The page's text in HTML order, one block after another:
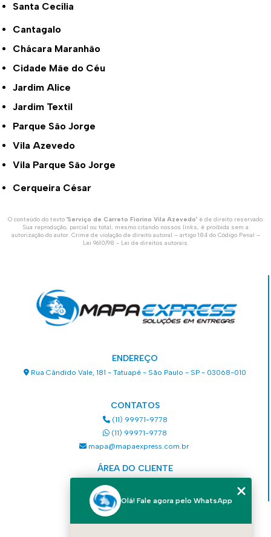
Santa Cecília
Cantagalo
Chácara Maranhão
Cidade Mãe do Céu
Jardim Alice
Jardim Textil
Parque São Jorge
Vila Azevedo
Vila Parque São Jorge
Cerqueira César
O conteúdo do texto "Serviço de Carreto Fiorino Vila Azevedo" é de direito reservado.
Sua reprodução, parcial ou total, mesmo citando nossos links, é proibida sem a
autorização do autor. Crime de violação de direito autoral – artigo 184 do Código Penal –
Lei 9610/98 - Lei de direitos autorais.
ENDEREÇO
Rua Cândido Vale, 181 - Tatuapé - São Paulo - SP - 03068-010
CONTATOS
(11) 99971-9778
(11) 99971-9778
mapa@mapaexpress.com.br
ÁREA DO CLIENTE
Olá! Fale agora pelo WhatsApp